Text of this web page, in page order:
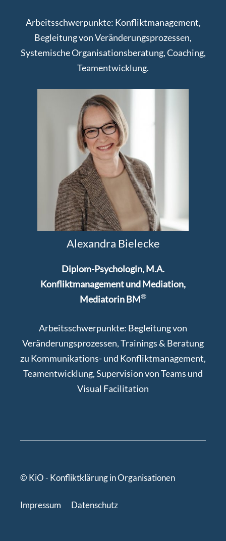
Arbeitsschwerpunkte: Konfliktmanagement,
Begleitung von Veränderungsprozessen,
Systemische Organisationsberatung, Coaching,
Teamentwicklung.
Alexandra Bielecke
Diplom-Psychologin, M.A.
Konfliktmanagement und Mediation,
Mediatorin BM®
Arbeitsschwerpunkte: Begleitung von
Veränderungsprozessen, Trainings & Beratung
zu Kommunikations- und Konfliktmanagement,
Teamentwicklung, Supervision von Teams und
Visual Facilitation
© KiO - Konfliktklärung in Organisationen
Impressum Datenschutz